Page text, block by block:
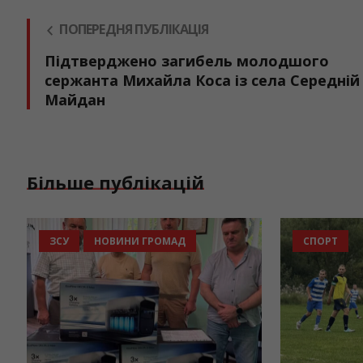
ПОПЕРЕДНЯ ПУБЛІКАЦІЯ
Підтверджено загибель молодшого
сержанта Михайла Коса із села Середній
Майдан
Більше публікацій
ЗСУ НОВИНИ ГРОМАД